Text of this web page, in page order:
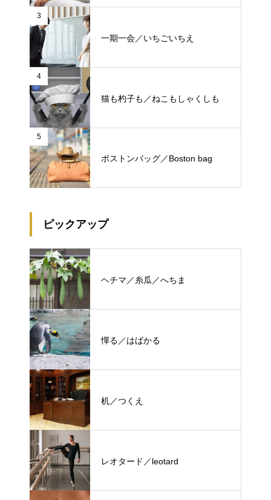
3
一期一会／いちごいちえ
4
猫も杓子も／ねこもしゃくしも
5
ボストンバッグ／Boston bag
ピックアップ
ヘチマ／糸瓜／へちま
憚る／はばかる
机／つくえ
レオタード／leotard